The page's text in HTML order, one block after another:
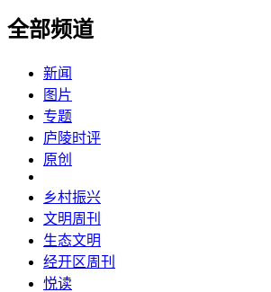
全部频道
新闻
图片
专题
庐陵时评
原创
乡村振兴
文明周刊
生态文明
经开区周刊
悦读